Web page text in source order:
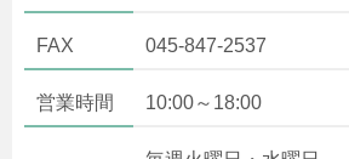
FAX 045-847-2537
営業時間 10:00～18:00